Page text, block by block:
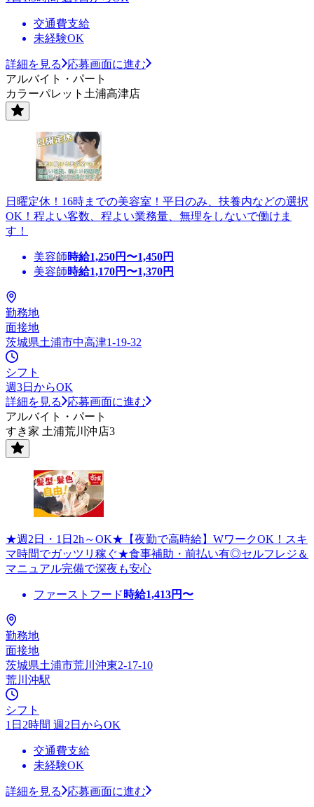
交通費支給
未経験OK
詳細を見る
応募画面に進む
アルバイト・パート
カラーパレット土浦高津店
日曜定休！16時までの美容室！平日のみ、扶養内などの選択
OK！程よい客数、程よい業務量、無理をしないで働けま
す！
美容師時給1,250円〜1,450円
美容師時給1,170円〜1,370円
勤務地
面接地
茨城県土浦市中高津1-19-32
シフト
週3日からOK
詳細を見る
応募画面に進む
アルバイト・パート
すき家 土浦荒川沖店3
★週2日・1日2h～OK★【夜勤で高時給】WワークOK！スキ
マ時間でガッツリ稼ぐ★食事補助・前払い有◎セルフレジ＆
マニュアル完備で深夜も安心
ファーストフード 時給1,413円〜
勤務地
面接地
茨城県土浦市荒川沖東2-17-10
荒川沖駅
シフト
1日2時間 週2日からOK
交通費支給
未経験OK
詳細を見る 応募画面に進む